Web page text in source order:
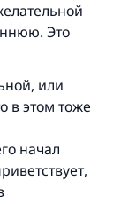
Это
или
в этом тоже
начал
Умме
и